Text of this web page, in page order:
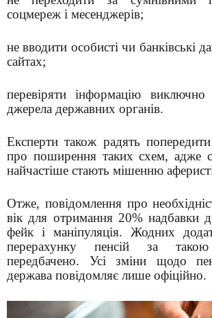
соцмереж і месенджерів;
не вводити особисті чи банківські
сайтах;
перевіряти інформацію виключно
джерела державних органів.
Експерти також радять попередити
про поширення таких схем, адже
найчастіше стають мішенню
Отже, повідомлення про
вік для отримання 20% надбавки
фейк і маніпуляція. Жодних
перерахунку пенсій за
передбачено. Усі зміни щодо
держава повідомляє лише офіційно.